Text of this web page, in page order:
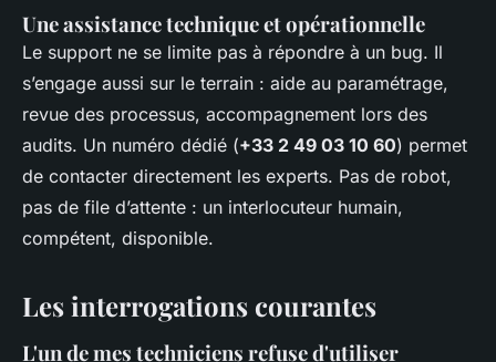
Une assistance technique et opérationnelle
Le support ne se limite pas à répondre à un bug. Il
s’engage aussi sur le terrain : aide au paramétrage,
revue des processus, accompagnement lors des
audits. Un numéro dédié (+33 2 49 03 10 60) permet
de contacter directement les experts. Pas de robot,
pas de file d’attente : un interlocuteur humain,
compétent, disponible.
Les interrogations courantes
L'un de mes techniciens refuse d'utiliser